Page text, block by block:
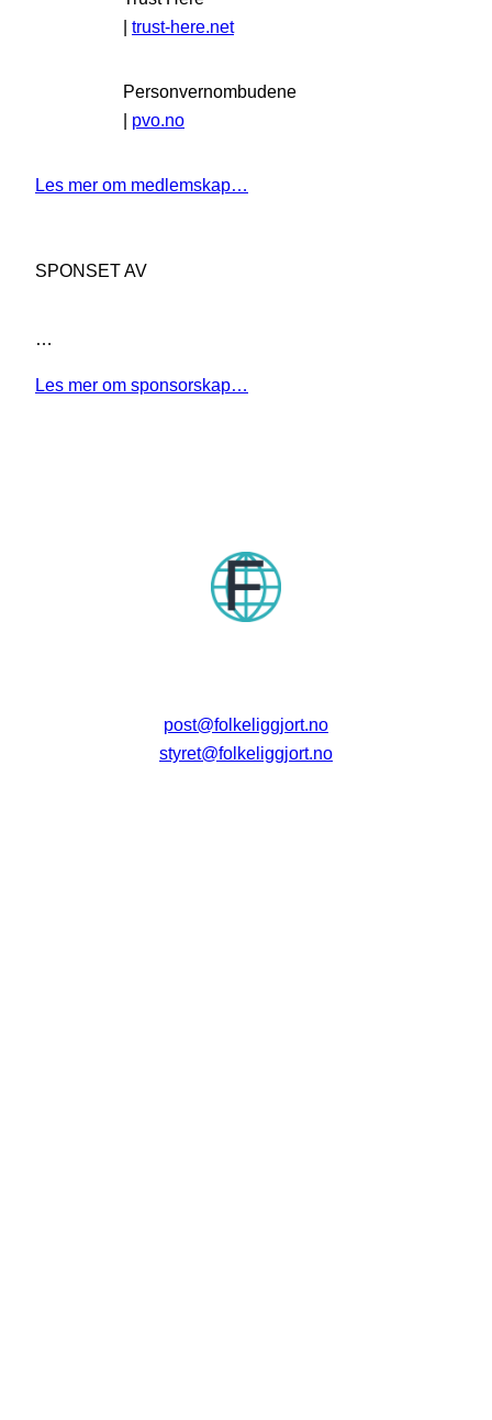
trust-here.net
Personvernombudene
| pvo.no
Les mer om medlemskap…
SPONSET AV
…
Les mer om sponsorskap…
post@folkeliggjort.no
styret@folkeliggjort.no